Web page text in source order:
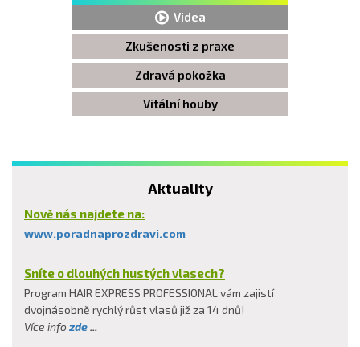
Videa
Zkušenosti z praxe
Zdravá pokožka
Vitální houby
Aktuality
Nově nás najdete na:
www.poradnaprozdravi.com
Sníte o dlouhých hustých vlasech?
Program HAIR EXPRESS PROFESSIONAL vám zajistí
dvojnásobně rychlý růst vlasů již za 14 dnů!
Více info zde...